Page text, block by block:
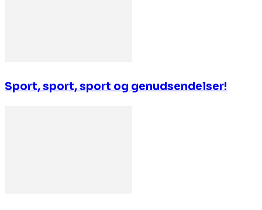
Sport, sport, sport og genudsendelser!